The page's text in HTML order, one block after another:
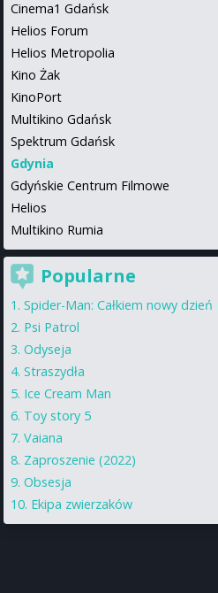
Cinema1 Gdańsk
Helios Forum
Helios Metropolia
Kino Żak
KinoPort
Multikino Gdańsk
Spektrum Gdańsk
Gdynia
Gdyńskie Centrum Filmowe
Helios
Multikino Rumia
Popularne
Spider-Man: Całkiem nowy dzień
Psi Patrol
Odyseja
Straszydła
Ice Cream Man
Toy story 5
Vaiana
Zaproszenie (2022)
Obsesja
Ekipa zwierzaków